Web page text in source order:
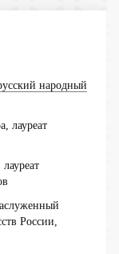
народный
лауреат
России,